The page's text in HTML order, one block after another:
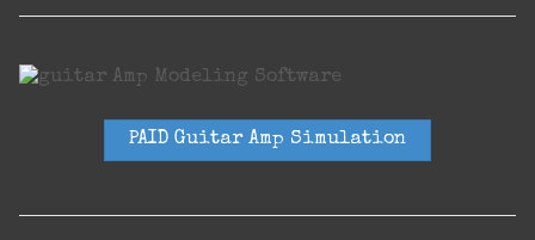
PAID Guitar Amp Simulation